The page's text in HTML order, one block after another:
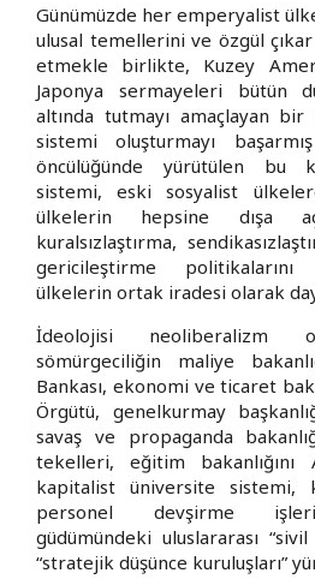
Günümüzde her emperyalist
ulusal temellerini ve özgül
etmekle birlikte, Kuzey
Japonya sermayeleri bütün
altında tutmayı amaçlayan
sistemi oluşturmayı
öncülüğünde yürütülen bu
sistemi, eski sosyalist
ülkelerin hepsine dışa
kuralsızlaştırma,
gericileştirme
ülkelerin ortak iradesi olarak
İdeolojisi
sömürgeciliğin maliye
Bankası, ekonomi ve ticaret
Örgütü, genelkurmay
savaş ve propaganda
tekelleri, eğitim bakanlığını
kapitalist üniversite sistemi,
personel devşirme
güdümündeki uluslararası
“stratejik düşünce kuruluşları”